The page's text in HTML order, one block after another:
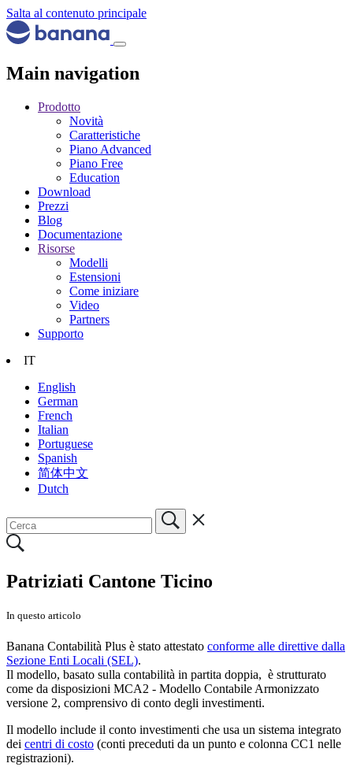
Salta al contenuto principale
Main navigation
Prodotto
Novità
Caratteristiche
Piano Advanced
Piano Free
Education
Download
Prezzi
Blog
Documentazione
Risorse
Modelli
Estensioni
Come iniziare
Video
Partners
Supporto
IT
English
German
French
Italian
Portuguese
Spanish
简体中文
Dutch
Patriziati Cantone Ticino
In questo articolo
Banana Contabilità Plus è stato attestato conforme alle direttive dalla
Sezione Enti Locali (SEL).
Il modello, basato sulla contabilità in partita doppia, è strutturato
come da disposizioni MCA2 - Modello Contabile Armonizzato
versione 2, comprensivo di conto degli investimenti.
Il modello include il conto investimenti che usa un sistema integrato
dei centri di costo (conti preceduti da un punto e colonna CC1 nelle
registrazioni).